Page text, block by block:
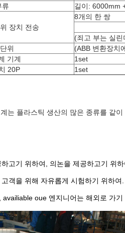
류 길이: 6000mm
장치 전송
8개의 한 쌍
(죄고 부는 실린
위
(ABB 변환장치
기계
1set
20P 1set
는 플라스틱 생산의 많은 종류를 같
고기 위하여, 의논을 제공하고기 위
객을 위해 자유롭게 시험하기 위하
oue 엔지니어는 해외로 가기